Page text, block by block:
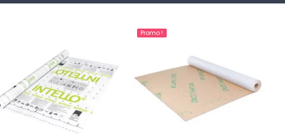
Promo !